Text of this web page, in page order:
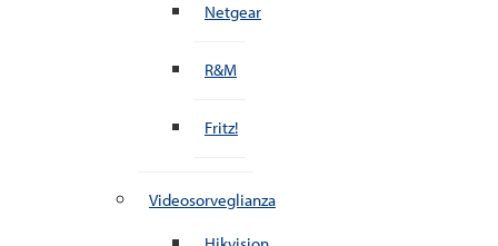
Netgear
R&M
Fritz!
Videosorveglianza